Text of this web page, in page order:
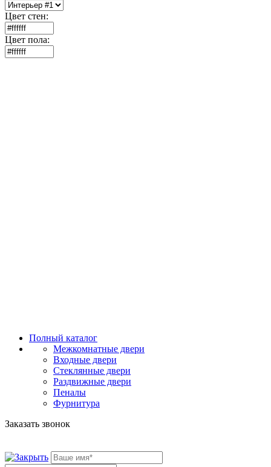
Цвет стен:
Цвет пола:
Полный каталог
Межкомнатные двери
Входные двери
Стеклянные двери
Раздвижные двери
Пеналы
Фурнитура
Заказать звонок